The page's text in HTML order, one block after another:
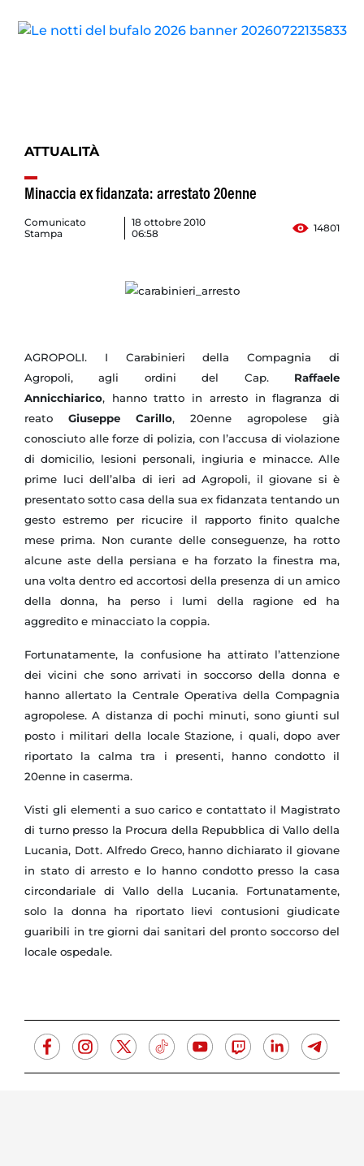
ATTUALITÀ
Minaccia ex fidanzata: arrestato 20enne
Comunicato
Stampa
18 ottobre 2010
06:58
14801
AGROPOLI. I Carabinieri della Compagnia di
Agropoli, agli ordini del Cap. Raffaele
Annicchiarico, hanno tratto in arresto in flagranza di
reato Giuseppe Carillo, 20enne agropolese già
conosciuto alle forze di polizia, con l’accusa di violazione
di domicilio, lesioni personali, ingiuria e minacce. Alle
prime luci dell’alba di ieri ad Agropoli, il giovane si è
presentato sotto casa della sua ex fidanzata tentando un
gesto estremo per ricucire il rapporto finito qualche
mese prima. Non curante delle conseguenze, ha rotto
alcune aste della persiana e ha forzato la finestra ma,
una volta dentro ed accortosi della presenza di un amico
della donna, ha perso i lumi della ragione ed ha
aggredito e minacciato la coppia.
Fortunatamente, la confusione ha attirato l’attenzione
dei vicini che sono arrivati in soccorso della donna e
hanno allertato la Centrale Operativa della Compagnia
agropolese. A distanza di pochi minuti, sono giunti sul
posto i militari della locale Stazione, i quali, dopo aver
riportato la calma tra i presenti, hanno condotto il
20enne in caserma.
Visti gli elementi a suo carico e contattato il Magistrato
di turno presso la Procura della Repubblica di Vallo della
Lucania, Dott. Alfredo Greco, hanno dichiarato il giovane
in stato di arresto e lo hanno condotto presso la casa
circondariale di Vallo della Lucania. Fortunatamente,
solo la donna ha riportato lievi contusioni giudicate
guaribili in tre giorni dai sanitari del pronto soccorso del
locale ospedale.